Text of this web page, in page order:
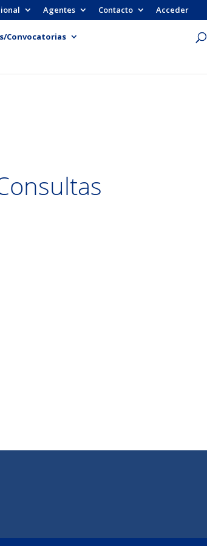
Agentes Contacto Acceder
Convocatorias